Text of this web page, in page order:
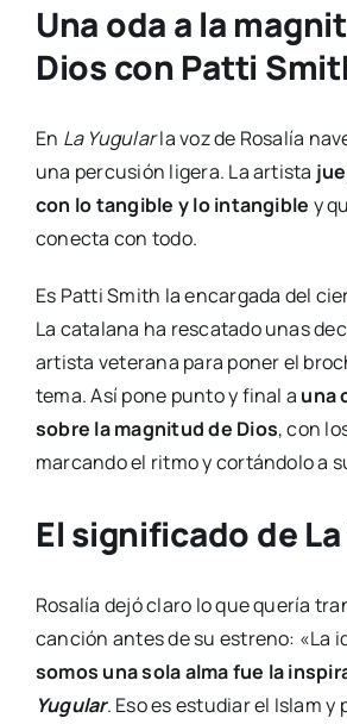
Una oda a la
Dios con Patti
En La Yugularla voz de Rosalía
una percusión ligera. La artista
con lo tangible y lo intangible y
conecta con todo.
Es Patti Smith la encargada del
La catalana ha rescatado unas
artista veterana para poner el
tema. Así pone punto y final a una
sobre la magnitud de Dios, con
marcando el ritmo y cortándolo a
El significado de
Rosalía dejó claro lo que quería
canción antes de su estreno: «La
somos una sola alma fue la
Yugular. Eso es estudiar el Islam y